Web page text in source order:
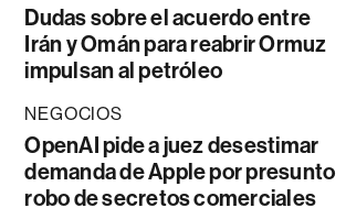
Dudas sobre el acuerdo entre
Irán y Omán para reabrir Ormuz
impulsan al petróleo
NEGOCIOS
OpenAI pide a juez desestimar
demanda de Apple por presunto
robo de secretos comerciales